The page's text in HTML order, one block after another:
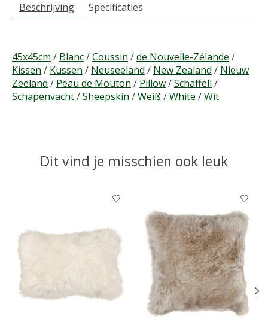
Beschrijving Specificaties
45x45cm / Blanc/Coussin /de Nouvelle-Zélande /
Kissen / Kussen / Neuseeland / New Zealand / Nieuw
Zeeland / Peau de Mouton / Pillow/Schaffell /
Schapenvacht/Sheepskin /Weiß /White /Wit
Dit vind je misschien ook leuk
Items van productcarrousel